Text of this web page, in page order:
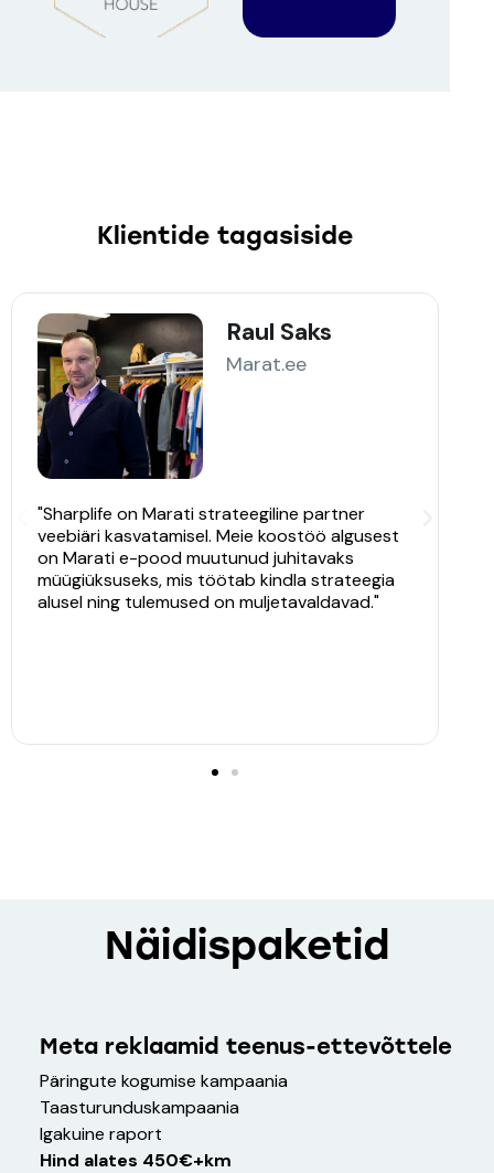
Klientide tagasiside
Raul Saks
Marat.ee
"Sharplife on Marati strateegiline partner
veebiäri kasvatamisel. Meie koostöö algusest
on Marati e-pood muutunud juhitavaks
müügiüksuseks, mis töötab kindla strateegia
alusel ning tulemused on muljetavaldavad."
Näidispaketid
Meta reklaamid teenus-ettevõttele
Päringute kogumise kampaania
Taasturunduskampaania
Igakuine raport
Hind alates 450€+km